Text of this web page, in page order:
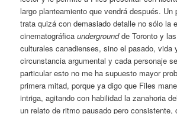
largo planteamiento que vendrá después. Un
trata quizá con demasiado detalle no sólo la
cinematográficaundergroundde Toronto y
culturales canadienses, sino el pasado, vida
circunstancia argumental y cada personaje
particular esto no me ha supuesto mayor
primera mitad, porque ya digo que Files
intriga, agitando con habilidad la zanahoria
un relato de ritmo pausado pero consistente,